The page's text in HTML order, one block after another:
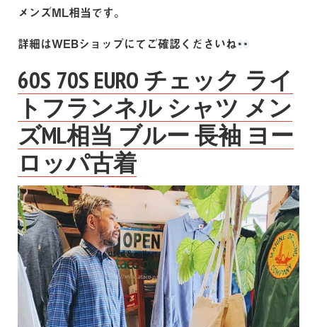
メンズML相当です。
詳細はWEBショップにてご確認くださいね
60S 70S EURO チェック ライ
トフランネル シャツ メン
ズML相当 ブルー 長袖 ヨー
ロッパ古着